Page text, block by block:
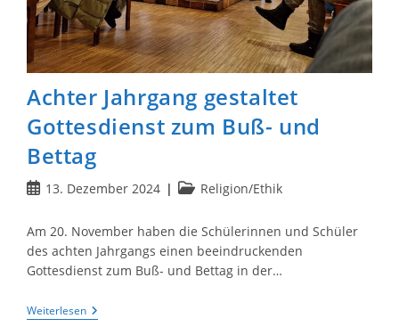
Achter Jahrgang gestaltet
Gottesdienst zum Buß- und
Bettag
Beitrag13. Dezember 2024
Beitrags-
Religion/Ethik
Am 20. November haben die Schülerinnen und Schüler
des achten Jahrgangs einen beeindruckenden
Gottesdienst zum Buß- und Bettag in der…
WeiterlesenAchter
Jahrgang